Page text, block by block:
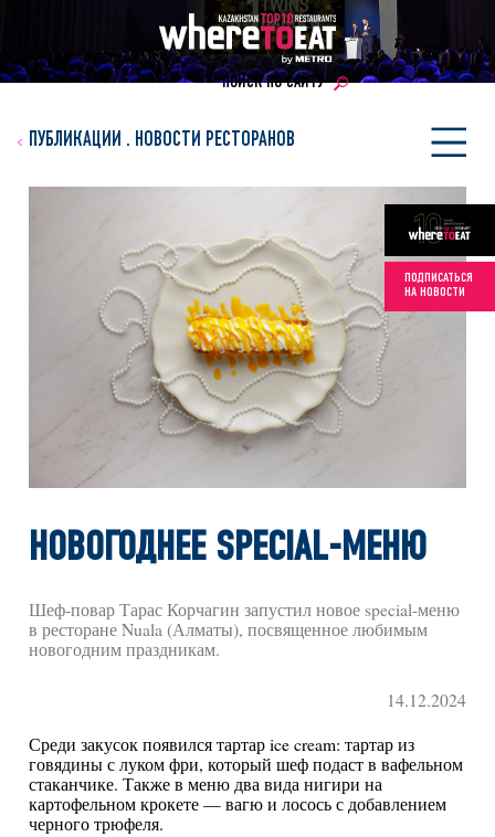
ПОИСК ПО САЙТУ
ПОДПИСАТЬСЯ
НА НОВОСТИ
ПУБЛИКАЦИИ . НОВОСТИ РЕСТОРАНОВ
НОВОГОДНЕЕ SPECIAL-МЕНЮ
Шеф-повар Тарас Корчагин запустил новое special-меню
в ресторане Nuala (Алматы), посвященное любимым
новогодним праздникам.
14.12.2024
Среди закусок появился тартар ice cream: тартар из
говядины с луком фри, который шеф подаст в вафельном
стаканчике. Также в меню два вида нигири на
картофельном крокете — вагю и лосось с добавлением
черного трюфеля.